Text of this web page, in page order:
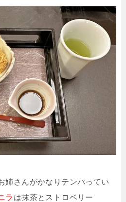
姉さんがかなりテンパってい
ラ は抹茶とストロベリー